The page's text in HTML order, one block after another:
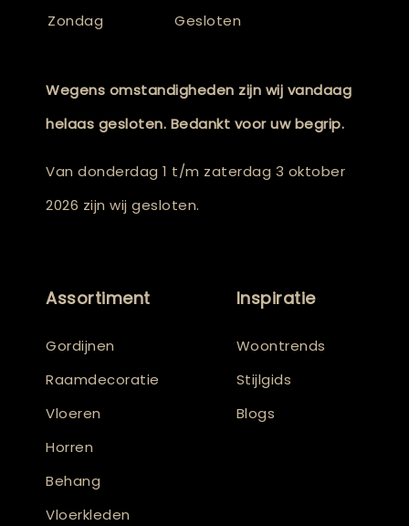
Zondag
Gesloten
Wegens omstandigheden zijn wij vandaag
helaas gesloten. Bedankt voor uw begrip.
Van donderdag 1 t/m zaterdag 3 oktober
2026 zijn wij gesloten.
Assortiment
Gordijnen
Raamdecoratie
Vloeren
Horren
Behang
Vloerkleden
Inspiratie
Woontrends
Stijlgids
Blogs